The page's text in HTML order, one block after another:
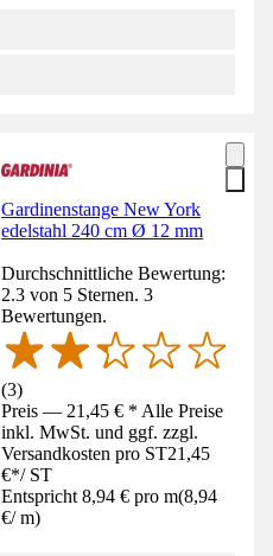
Gardinenstange New York
edelstahl 240 cm Ø 12 mm
Durchschnittliche Bewertung:
2.3 von 5 Sternen. 3
Bewertungen.
(3)
Preis — 21,45 € * Alle Preise
inkl. MwSt. und ggf. zzgl.
Versandkosten pro ST21,45
€*/ ST
Entspricht 8,94 € pro m(8,94
€/ m)